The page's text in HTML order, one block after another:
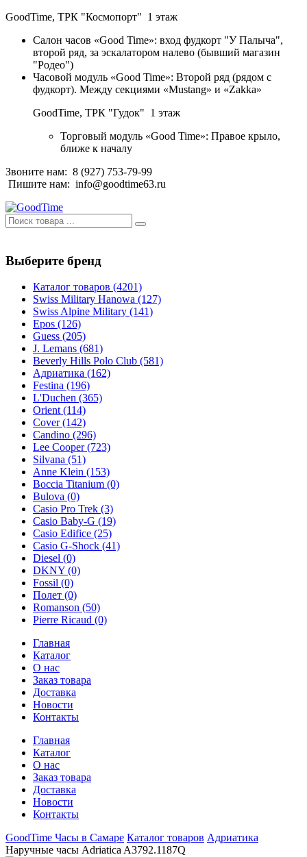
GoodTime, ТРК "Космопорт" 1 этаж
Салон часов «Good Time»: вход фудкорт "У Палыча",
второй ряд, за эскалатором налево (бывший магазин
"Родео")
Часовой модуль «Good Time»: Второй ряд (рядом с
фудкорт). Между секциями «Mustang» и «Zakka»
GoodTime, ТРК "Гудок" 1 этаж
Торговый модуль «Good Time»: Правое крыло,
ближе к началу
Звоните нам: 8 (927) 753-79-99
Пишите нам: info@goodtime63.ru
Выберите бренд
Каталог товаров (4201)
Swiss Military Hanowa (127)
Swiss Alpine Military (141)
Epos (126)
Guess (205)
J. Lemans (681)
Beverly Hills Polo Club (581)
Адриатика (162)
Festina (196)
L'Duchen (365)
Orient(114)
Cover(142)
Candino (296)
Lee Cooper(723)
Silvana (51)
Anne Klein (153)
Boccia Titanium (0)
Bulova (0)
Casio Pro Trek (3)
Casio Baby-G (19)
Casio Edifice (25)
Casio G-Shock (41)
Diesel (0)
DKNY (0)
Fossil (0)
Полет (0)
Romanson (50)
Pierre Ricaud (0)
Главная
Каталог
О нас
Заказ товара
Доставка
Новости
Контакты
Главная
Каталог
О нас
Заказ товара
Доставка
Новости
Контакты
GoodTime Часы в Самаре Каталог товаров Адриатика
Наручные часы Adriatica A3792.1187Q